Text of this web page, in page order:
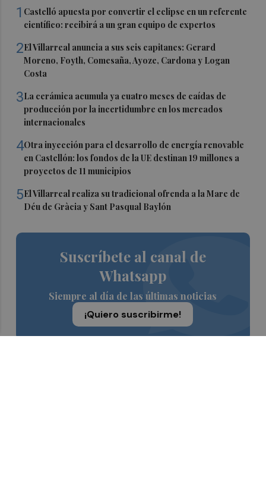
1 Castelló apuesta por convertir el eclipse en un referente
científico: recibirá a un gran equipo de expertos
2El Villarreal anuncia a sus seis capitanes: Gerard
Moreno, Foyth, Comesaña, Ayoze, Cardona y Logan
Costa
3La cerámica acumula ya cuatro meses de caídas de
producción por la incertidumbre en los mercados
internacionales
4Otra inyección para el desarrollo de energía renovable
en Castellón: los fondos de la UE destinan 19 millones a
proyectos de 11 municipios
5El Villarreal realiza su tradicional ofrenda a la Mare de
Déu de Gràcia y Sant Pasqual Baylón
Suscríbete al canal de
Whatsapp
Siempre al día de las últimas noticias
¡Quiero suscribirme!